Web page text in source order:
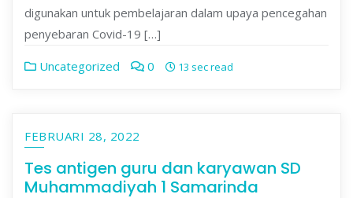
digunakan untuk pembelajaran dalam upaya pencegahan
penyebaran Covid-19 […]
Uncategorized 0 13 sec read
FEBRUARI 28, 2022
Tes antigen guru dan karyawan SD
Muhammadiyah 1 Samarinda